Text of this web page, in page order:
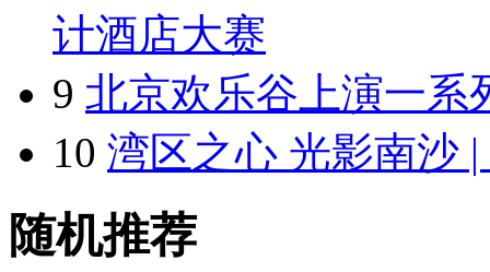
计酒店大赛
9 北京欢乐谷上演一系
10 湾区之心 光影南沙
随机推荐